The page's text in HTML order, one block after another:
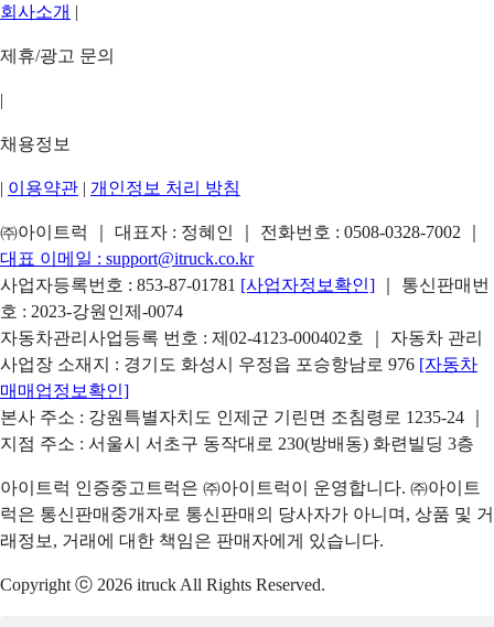
회사소개 |
제휴/광고 문의
|
채용정보
| 이용약관 | 개인정보 처리 방침
㈜아이트럭 ｜ 대표자 : 정혜인 ｜ 전화번호 : 0508-0328-7002
대표 이메일 : support@itruck.co.kr
사업자등록번호 : 853-87-01781 [사업자정보확인]
｜ 통신판매번
호 : 2023-강원인제-0074
자동차관리사업등록 번호 : 제02-4123-000402호 ｜ 자동차 관리
사업장 소재지 : 경기도 화성시 우정읍 포승항남로 976 [자동차
매매업정보확인]
본사 주소 : 강원특별자치도 인제군 기린면 조침령로 1235-24 ｜
지점 주소 : 서울시 서초구 동작대로 230(방배동) 화련빌딩 3층
아이트럭 인증중고트럭은 ㈜아이트럭이 운영합니다. ㈜아이트
럭은 통신판매중개자로 통신판매의 당사자가 아니며, 상품 및 거
래정보, 거래에 대한 책임은 판매자에게 있습니다.
Copyright ⓒ 2026 itruck All Rights Reserved.